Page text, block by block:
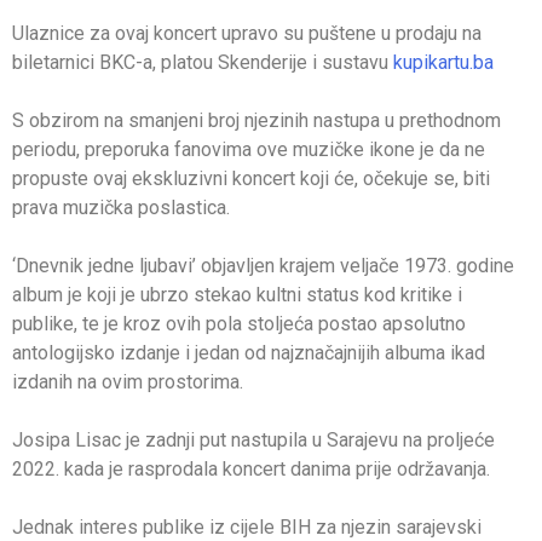
Ulaznice za ovaj koncert upravo su puštene u prodaju na
biletarnici BKC-a, platou Skenderije i sustavu kupikartu.ba
S obzirom na smanjeni broj njezinih nastupa u prethodnom
periodu, preporuka fanovima ove muzičke ikone je da ne
propuste ovaj ekskluzivni koncert koji će, očekuje se, biti
prava muzička poslastica.
‘Dnevnik jedne ljubavi’ objavljen krajem veljače 1973. godine
album je koji je ubrzo stekao kultni status kod kritike i
publike, te je kroz ovih pola stoljeća postao apsolutno
antologijsko izdanje i jedan od najznačajnijih albuma ikad
izdanih na ovim prostorima.
Josipa Lisac je zadnji put nastupila u Sarajevu na proljeće
2022. kada je rasprodala koncert danima prije održavanja.
Jednak interes publike iz cijele BIH za njezin sarajevski